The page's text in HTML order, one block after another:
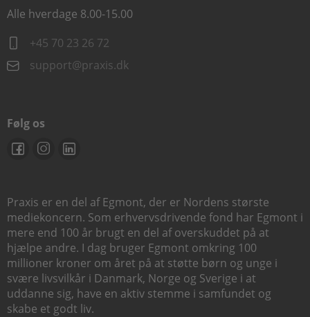
Alle hverdage 8.00-15.00
+45 70 23 26 72
support@praxis.dk
Følg os
Praxis er en del af Egmont, der er Nordens største
mediekoncern. Som erhvervsdrivende fond har Egmont i
mere end 100 år brugt en del af overskuddet på at
hjælpe andre. I dag bruger Egmont omkring 100
millioner kroner om året på at støtte børn og unge i
svære livsvilkår i Danmark, Norge og Sverige i at
uddanne sig, have en aktiv stemme i samfundet og
skabe et godt liv.